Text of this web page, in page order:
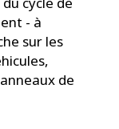
- à
sur les
de